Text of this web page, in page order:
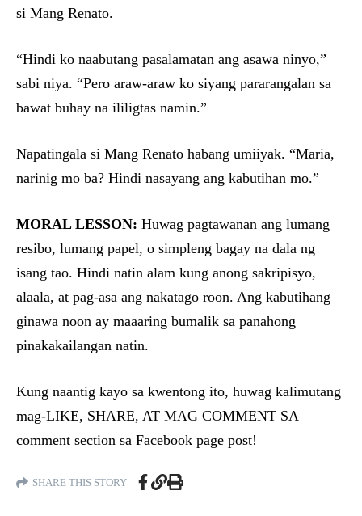
si Mang Renato.
“Hindi ko naabutang pasalamatan ang asawa ninyo,”
sabi niya. “Pero araw-araw ko siyang pararangalan sa
bawat buhay na ililigtas namin.”
Napatingala si Mang Renato habang umiiyak. “Maria,
narinig mo ba? Hindi nasayang ang kabutihan mo.”
MORAL LESSON: Huwag pagtawanan ang lumang
resibo, lumang papel, o simpleng bagay na dala ng
isang tao. Hindi natin alam kung anong sakripisyo,
alaala, at pag-asa ang nakatago roon. Ang kabutihang
ginawa noon ay maaaring bumalik sa panahong
pinakakailangan natin.
Kung naantig kayo sa kwentong ito, huwag kalimutang
mag-LIKE, SHARE, AT MAG COMMENT SA
comment section sa Facebook page post!
SHARE THIS STORY